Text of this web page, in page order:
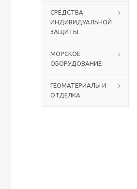
СРЕДСТВА
ИНДИВИДУАЛЬНОЙ
ЗАЩИТЫ
МОРСКОЕ
ОБОРУДОВАНИЕ
ГЕОМАТЕРИАЛЫ И
ОТДЕЛКА
Столы с лавками
Биометрические терминалы
Аккумуляторы аккумуляторные батареи